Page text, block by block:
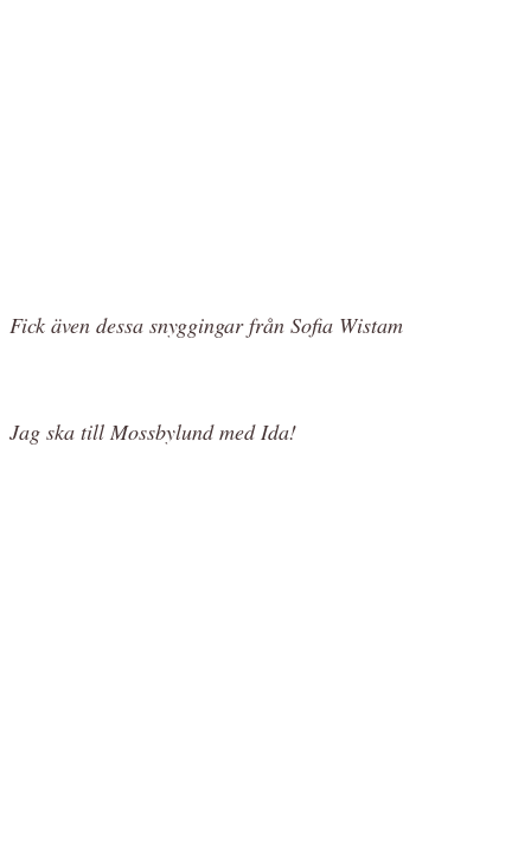
Fick även dessa snyggingar från Sofia Wistam
Jag ska till Mossbylund med Ida!